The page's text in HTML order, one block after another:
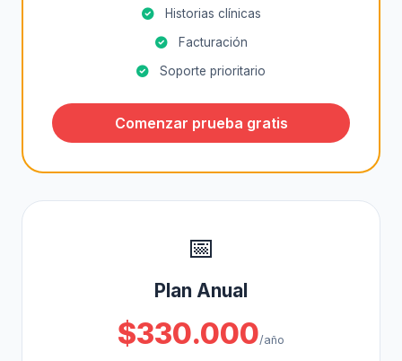
Historias clínicas
Facturación
Soporte prioritario
Comenzar prueba gratis
📅
Plan Anual
$330.000/año